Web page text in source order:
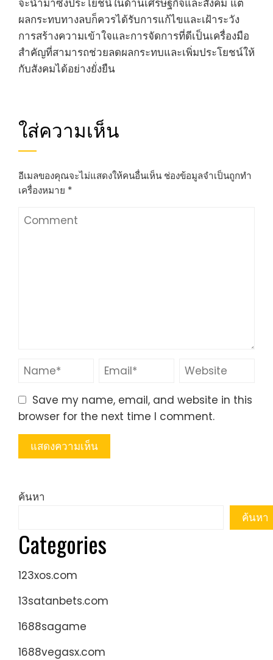
จะนำมาซึ่งประโยชน์ในด้านเศรษฐกิจและสังคม แต่
ผลกระทบทางลบก็ควรได้รับการแก้ไขและเฝ้าระวัง
การสร้างความเข้าใจและการจัดการที่ดีเป็นเครื่องมือ
สำคัญที่สามารถช่วยลดผลกระทบและเพิ่มประโยชน์ให้
กับสังคมได้อย่างยั่งยืน
ใส่ความเห็น
อีเมลของคุณจะไม่แสดงให้คนอื่นเห็น ช่องข้อมูลจำเป็นถูกทำ
เครื่องหมาย *
Save my name, email, and website in this
browser for the next time I comment.
ค้นหา
ค้นหา
Categories
123xos.com
13satanbets.com
1688sagame
1688vegasx.com